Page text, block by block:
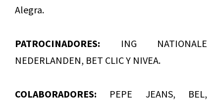
Alegra.
PATROCINADORES: ING NATIONALE
NEDERLANDEN, BET CLIC Y NIVEA.
COLABORADORES: PEPE JEANS, BEL,